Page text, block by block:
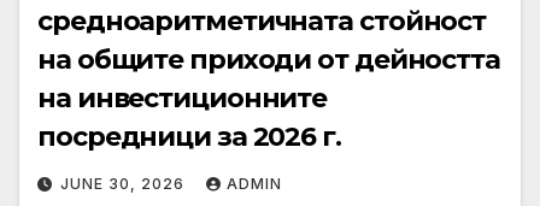
средноаритметичната стойност
на общите приходи от дейността
на инвестиционните
посредници за 2026 г.
JUNE 30, 2026 ADMIN